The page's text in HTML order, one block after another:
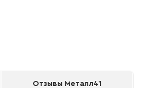
Отзывы Металл41